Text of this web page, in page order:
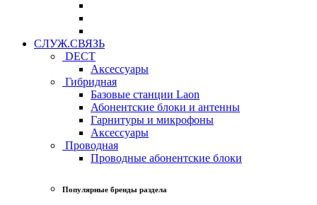
СЛУЖ.СВЯЗЬ
DECT
Аксессуары
Гибридная
Базовые станции Laon
Абонентские блоки и антенны
Гарнитуры и микрофоны
Аксессуары
Проводная
Проводные абонентские блоки
Популярные бренды раздела